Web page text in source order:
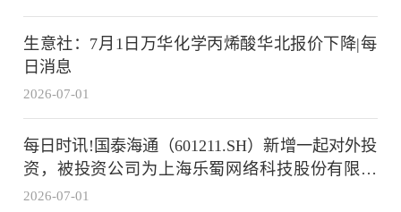
生意社：7月1日万华化学丙烯酸华北报价下降|每
日消息
2026-07-01
每日时讯!国泰海通（601211.SH）新增一起对外投
资，被投资公司为上海乐蜀网络科技股份有限公
司
2026-07-01